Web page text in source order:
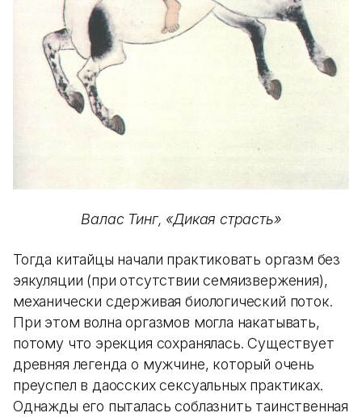
Валас Тинг, «Дикая страсть»
Тогда китайцы начали практиковать оргазм без
эякуляции (при отсутствии семяизвержения),
механически сдерживая биологический поток.
При этом волна оргазмов могла накатывать,
потому что эрекция сохранялась. Существует
древняя легенда о мужчине, который очень
преуспел в даосских сексуальных практиках.
Однажды его пыталась соблазнить таинственная